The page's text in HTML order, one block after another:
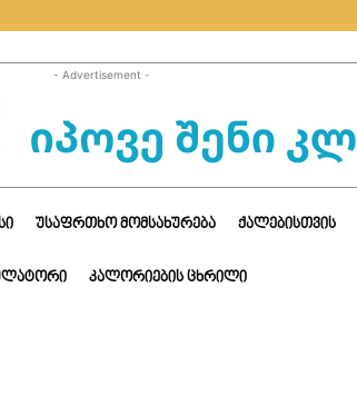
- Advertisement -
ᲣᲡᲐᲤᲠᲗᲮᲝ ᲛᲝᲛᲡᲐᲮᲣᲠᲔᲑᲐ ᲥᲐᲚᲔᲑᲘᲡᲗᲕᲘᲡ
ᲙᲐᲚᲝᲠᲘᲔᲑᲘᲡ ᲪᲮᲠᲘᲚᲘ